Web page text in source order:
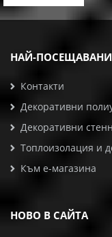
НАЙ-
Контакти
Декоративни
Декоративни
Топлоизолация и
Към е-магазина
НОВО В САЙТА